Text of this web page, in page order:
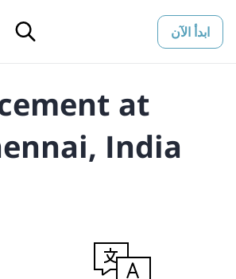
ابدأ الآن
at
India